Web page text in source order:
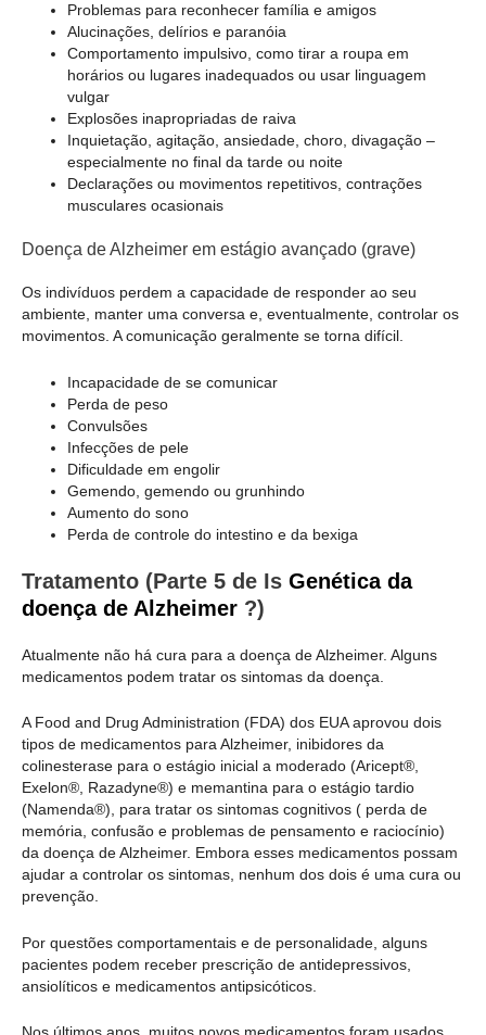
Problemas para reconhecer família e amigos
Alucinações, delírios e paranóia
Comportamento impulsivo, como tirar a roupa em
horários ou lugares inadequados ou usar linguagem
vulgar
Explosões inapropriadas de raiva
Inquietação, agitação, ansiedade, choro, divagação –
especialmente no final da tarde ou noite
Declarações ou movimentos repetitivos, contrações
musculares ocasionais
Doença de Alzheimer em estágio avançado (grave)
Os indivíduos perdem a capacidade de responder ao seu
ambiente, manter uma conversa e, eventualmente, controlar os
movimentos. A comunicação geralmente se torna difícil.
Incapacidade de se comunicar
Perda de peso
Convulsões
Infecções de pele
Dificuldade em engolir
Gemendo, gemendo ou grunhindo
Aumento do sono
Perda de controle do intestino e da bexiga
Tratamento (Parte 5 de Is Genética da
doença de Alzheimer ?)
Atualmente não há cura para a doença de Alzheimer. Alguns
medicamentos podem tratar os sintomas da doença.
A Food and Drug Administration (FDA) dos EUA aprovou dois
tipos de medicamentos para Alzheimer, inibidores da
colinesterase para o estágio inicial a moderado (Aricept®,
Exelon®, Razadyne®) e memantina para o estágio tardio
(Namenda®), para tratar os sintomas cognitivos ( perda de
memória, confusão e problemas de pensamento e raciocínio)
da doença de Alzheimer. Embora esses medicamentos possam
ajudar a controlar os sintomas, nenhum dos dois é uma cura ou
prevenção.
Por questões comportamentais e de personalidade, alguns
pacientes podem receber prescrição de antidepressivos,
ansiolíticos e medicamentos antipsicóticos.